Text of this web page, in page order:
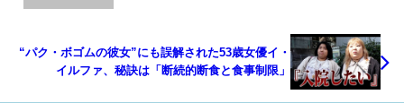
“パク・ボゴムの彼女”にも誤解された53歳女優イ・
イルファ、秘訣は「断続的断食と食事制限」